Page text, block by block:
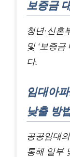
보증금
청년·신혼
및 ‘보증
다.
임대아
낮출 방
공공임대
통해 일부